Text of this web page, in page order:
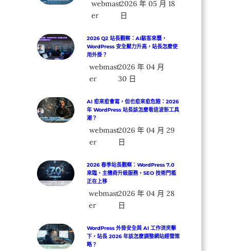
webmast
er
2026 年 05 月 18
日
2026 Q2 站長觀察：AI駭客來襲，
WordPress 安全壓力升高，站長怎麼使
用外掛？
webmast
er
2026 年 04 月
30 日
AI 愈來愈會寫，但也愈來愈危險：2026
年 WordPress 站長該怎麼看這波新工具
潮？
webmast
er
2026 年 04 月 29
日
2026 春季站長觀察：WordPress 7.0
來臨，主機商升級服務，SEO 技術門檻
正在上移
webmast
er
2026 年 04 月 28
日
WordPress 外掛安全與 AI 工作流夾擊
下，站長 2026 年該怎麼調整網站經營策
略？